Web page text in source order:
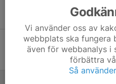
Idrottsplatsen
Sön 21
16:30
Gammelstads IF - Piteå
Gammelstads IP (A-
Vi använder oss av
webbplats ska fungera
även för webbanalys i
förbättra
Så